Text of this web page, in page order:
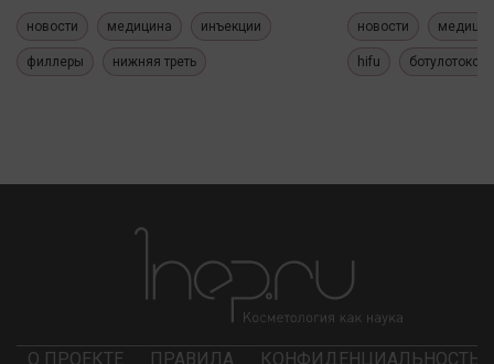
новости медицина инъекции
филлеры нижняя треть
новости
hifu ботулотоксин
О ПРОЕКТЕ ПРАВИЛА КОНФИДЕНЦИАЛЬНОСТЬ